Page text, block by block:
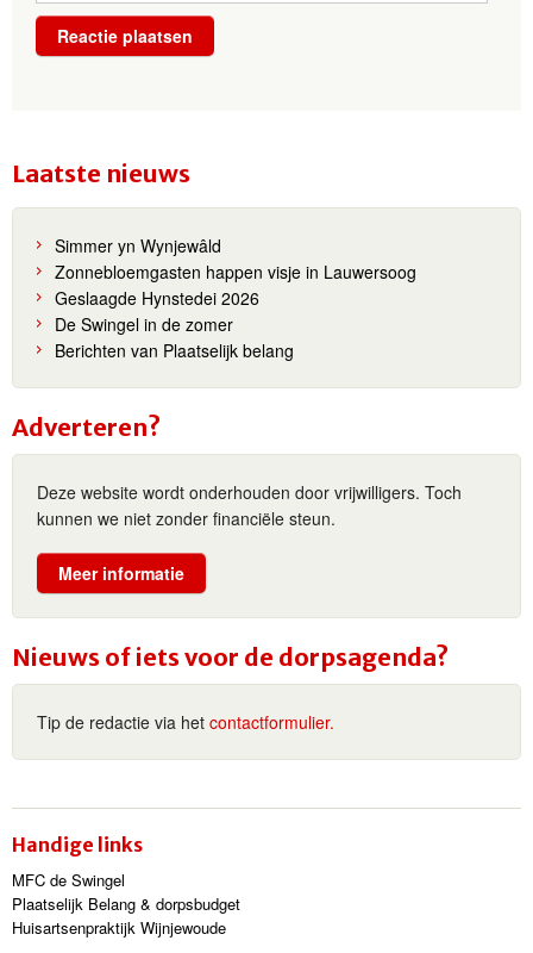
Laatste nieuws
Simmer yn Wynjewâld
Zonnebloemgasten happen visje in Lauwersoog
Geslaagde Hynstedei 2026
De Swingel in de zomer
Berichten van Plaatselijk belang
Adverteren?
Deze website wordt onderhouden door vrijwilligers. Toch
kunnen we niet zonder financiële steun.
Meer informatie
Nieuws of iets voor de dorpsagenda?
Tip de redactie via het contactformulier.
Handige links
MFC de Swingel
Plaatselijk Belang & dorpsbudget
Huisartsenpraktijk Wijnjewoude